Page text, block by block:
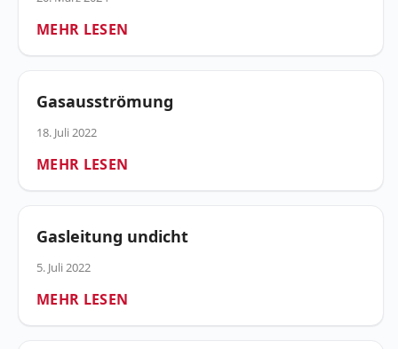
MEHR LESEN
Gasausströmung
18. Juli 2022
MEHR LESEN
Gasleitung undicht
5. Juli 2022
MEHR LESEN